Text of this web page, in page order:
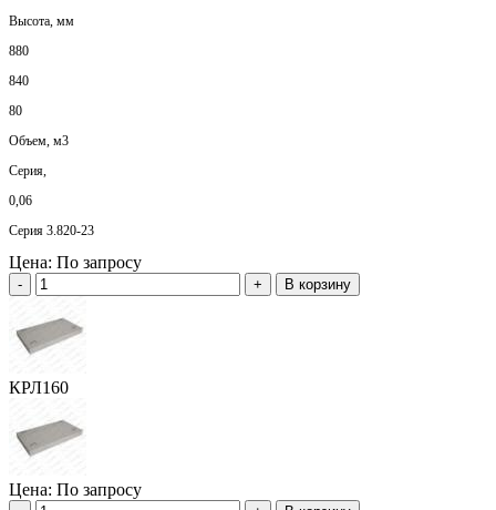
Высота, мм
880
840
80
Объем, м3
Серия,
0,06
Серия 3.820-23
Цена: По запросу
- + В корзину
КРЛ160
Цена: По запросу